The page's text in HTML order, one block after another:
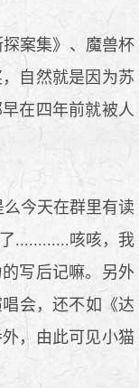
案集》、魔兽杯
自然就是因为苏
在四年前就被人
今天在群里有读
............咳咳，我
写后记嘛。另外
会，还不如《达
，由此可见小猫